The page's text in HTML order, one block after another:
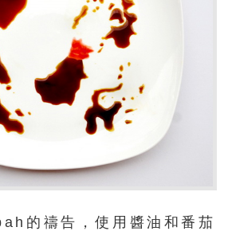
的禱告，使用醬油和番茄